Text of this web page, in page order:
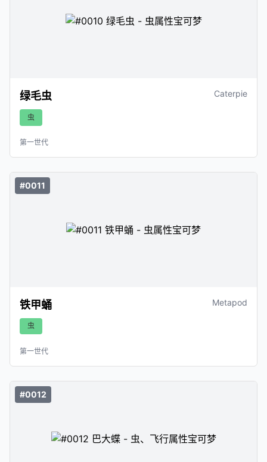
绿毛虫 Caterpie
虫
第一世代
#0011
铁甲蛹 Metapod
虫
第一世代
#0012